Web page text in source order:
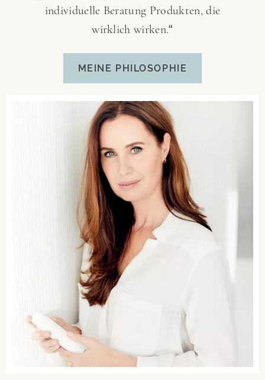
individuelle Beratung Produkten, die
wirklich wirken.“
MEINE PHILOSOPHIE